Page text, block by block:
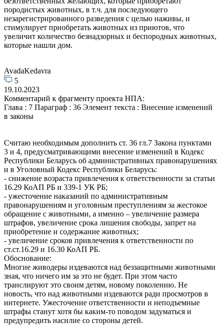
породистых животных, в т.ч. для последующего
незарегистрированного разведения с целью наживы, и
стимулирует приобретать животных из приютов, что
увеличит количество безнадзорных и беспородных животных,
которые нашли дом.
AvadaKedavra
5
19.10.2023
Комментарий к фрагменту проекта НПА:
Глава : 7 Параграф : 36 Элемент текста : Внесение изменений
в законы
Считаю необходимым дополнить ст. 36 гл.7 Закона пунктами
3 и 4, предусматривающими внесение изменений в Кодекс
Республики Беларусь об административных правонарушениях
и в Уголовный Кодекс Республики Беларусь:
- снижение возраста привлечения к ответственности за статьи
16.29 КоАП РБ и 339-1 УК РБ;
- ужесточение наказаний по административным
правонарушениям и уголовным преступлениям за жестокое
обращение с животными, а именно – увеличение размера
штрафов, увеличение срока лишения свободы, запрет на
приобретение и содержание животных;
- увеличение сроков привлечения к ответственности по
ст.ст.16.29 и 16.30 КоАП РБ.
Обоснование:
Многие живодеры издеваются над беззащитными животными
зная, что ничего им за это не будет. При этом часто
транслируют это своим детям, новому поколению. Не
новость, что над животными издеваются ради просмотров в
интернете. Ужесточение ответственности и неподъемные
штрафы станут хотя бы каким-то поводом задуматься и
предупредить насилие со стороны детей.